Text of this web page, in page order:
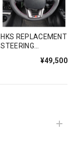
HKS REPLACEMENT
STEERING
¥49,500